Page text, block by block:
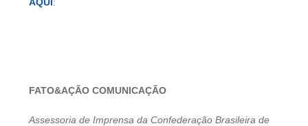
FATO&AÇÃO COMUNICAÇÃO
Assessoria de Imprensa da Confederação Brasileira de